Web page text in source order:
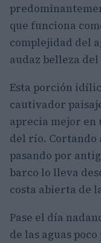
que funciona
complejidad del
audaz belleza
Esta porción
cautivador
aprecia mejor en
del río. Cortando
pasando por
barco lo lleva
costa abierta de
Pase el día
de las aguas